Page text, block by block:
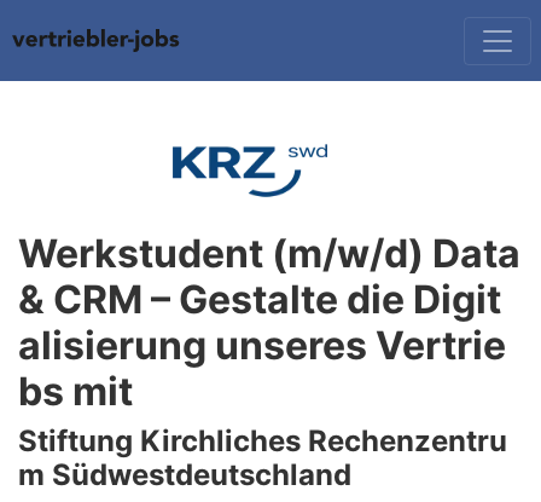
Werkstudent (m/w/d) Data
& CRM – Gestalte die Digit
alisierung unseres Vertrie
bs mit
Stiftung Kirchliches Rechenzentru
m Südwestdeutschland